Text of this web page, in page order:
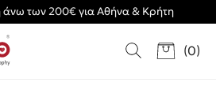
των 200€ για Αθήνα & Κρήτη
(0)